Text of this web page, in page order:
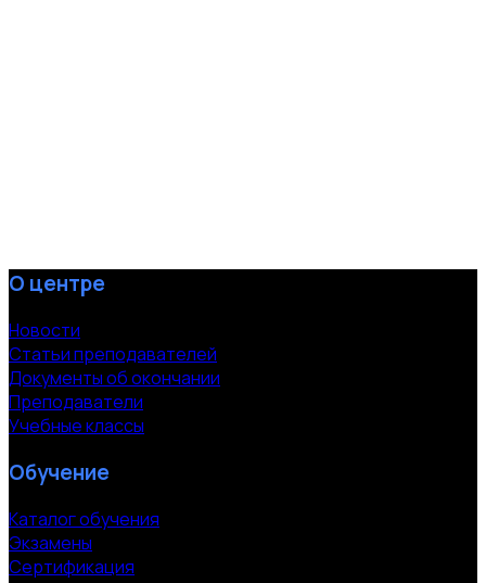
О центре
Новости
Статьи преподавателей
Документы об окончании
Преподаватели
Учебные классы
Обучение
Каталог обучения
Экзамены
Сертификация